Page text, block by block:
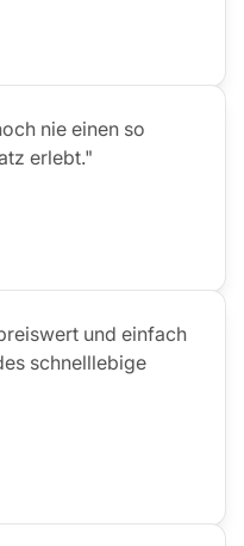
nie einen so
erlebt."
und einfach
schnelllebige